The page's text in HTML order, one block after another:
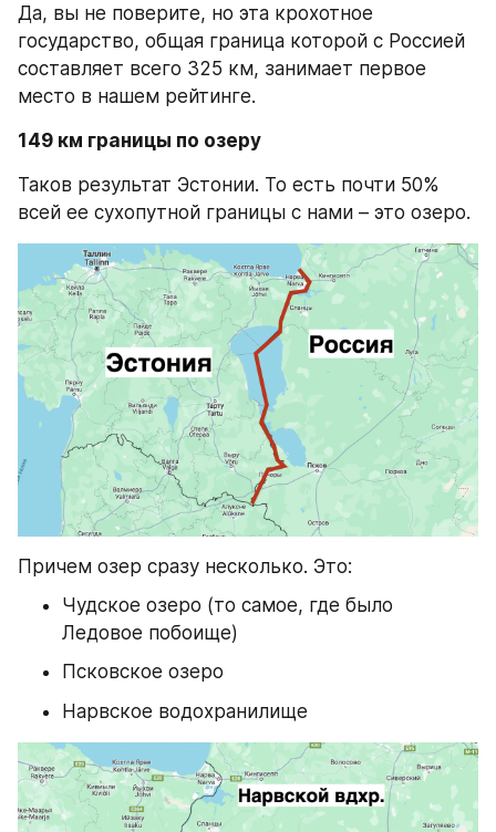
Да, вы не поверите, но эта крохотное
государство, общая граница которой с Россией
составляет всего 325 км, занимает первое
место в нашем рейтинге.
149 км границы по озеру
Таков результат Эстонии. То есть почти 50%
всей ее сухопутной границы с нами – это озеро.
Причем озер сразу несколько. Это:
Чудское озеро (то самое, где было
Ледовое побоище)
Псковское озеро
Нарвское водохранилище